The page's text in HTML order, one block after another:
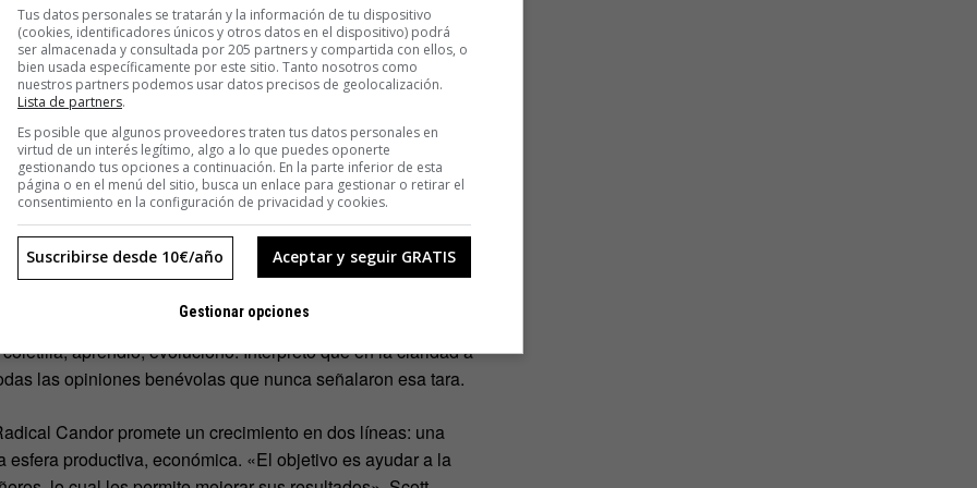
eficiencia y menos angustia. «Los desacuerdos no se
los resultados de la empresa mejoran en paralelo a las
El periodista deEsquireA. J. Jacobs siguió las ideas
un mundo sin mentiras y abogaba por que ninguna
Jacobs se aplicó la filosofía durante un mes: «Fue el
absoluto», reconoció en una charla en TED.
un instante fundacional y revelador que
Con más de 30 años, tras una presentación,
«huum» cada tres palabras y que eso le hacía sonar
aprendió, evolucionó. Interpretó que en la claridad a
las opiniones benévolas que nunca señalaron esa tara.
Candor promete un crecimiento en dos líneas: una
productiva, económica. «El objetivo es ayudar a la
Tus datos personales se tratarán y la información de tu dispositivo
(cookies, identificadores únicos y otros datos en el dispositivo) podrá
ser almacenada y consultada por 205 partners y compartida con ellos, o
bien usada específicamente por este sitio. Tanto nosotros como
nuestros partners podemos usar datos precisos de geolocalización.
Lista de partners.
Es posible que algunos proveedores traten tus datos personales en
virtud de un interés legítimo, algo a lo que puedes oponerte
gestionando tus opciones a continuación. En la parte inferior de esta
página o en el menú del sitio, busca un enlace para gestionar o retirar el
consentimiento en la configuración de privacidad y cookies.
Aceptar y seguir GRATIS
Suscribirse desde 10€/año
Gestionar opciones